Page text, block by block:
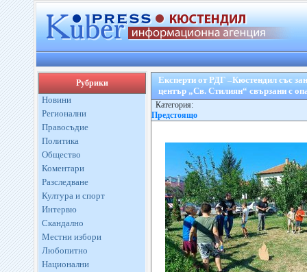
Рубрики
Новини
Регионални
Правосъдие
Политика
Общество
Коментари
Разследване
Култура и спорт
Интервю
Скандално
Местни избори
Любопитно
Национални
Експерти от РДГ –Кюстендил със
център „Св. Стилиян“ свързани с
Категория:
Предстоящо